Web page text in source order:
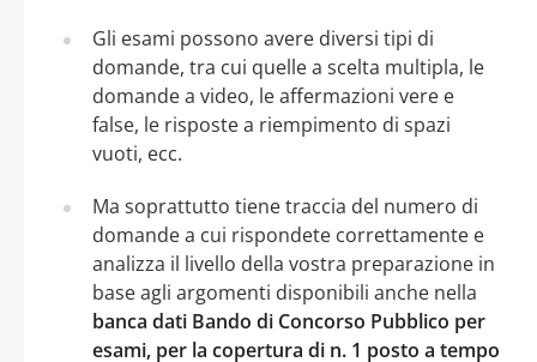
Gli esami possono avere diversi tipi di
domande, tra cui quelle a scelta multipla, le
domande a video, le affermazioni vere e
false, le risposte a riempimento di spazi
vuoti, ecc.
Ma soprattutto tiene traccia del numero di
domande a cui rispondete correttamente e
analizza il livello della vostra preparazione in
base agli argomenti disponibili anche nella
banca dati Bando di Concorso Pubblico per
esami, per la copertura di n. 1 posto a tempo